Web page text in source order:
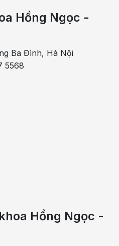
Hồng Ngọc -
Ba Đình, Hà Nội
5568
Hồng Ngọc -